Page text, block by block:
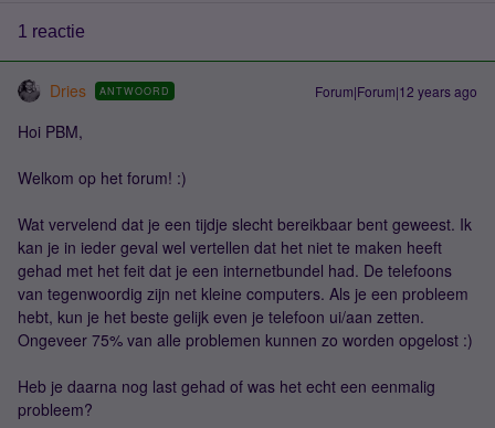
1 reactie
Dries ANTWOORD Forum|Forum|12 years ago
Hoi PBM,
Welkom op het forum! :)
Wat vervelend dat je een tijdje slecht bereikbaar bent geweest. Ik
kan je in ieder geval wel vertellen dat het niet te maken heeft
gehad met het feit dat je een internetbundel had. De telefoons
van tegenwoordig zijn net kleine computers. Als je een probleem
hebt, kun je het beste gelijk even je telefoon ui/aan zetten.
Ongeveer 75% van alle problemen kunnen zo worden opgelost :)
Heb je daarna nog last gehad of was het echt een eenmalig
probleem?